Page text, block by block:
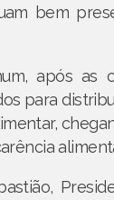
bem
após as
para